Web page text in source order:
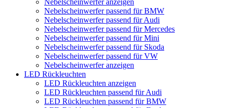
Nebelscheinwerfer anzeigen
Nebelscheinwerfer passend für BMW
Nebelscheinwerfer passend für Audi
Nebelscheinwerfer passend für Mercedes
Nebelscheinwerfer passend für Mini
Nebelscheinwerfer passend für Skoda
Nebelscheinwerfer passend für VW
Nebelscheinwerfer anzeigen
LED Rückleuchten
LED Rückleuchten anzeigen
LED Rückleuchten passend für Audi
LED Rückleuchten passend für BMW